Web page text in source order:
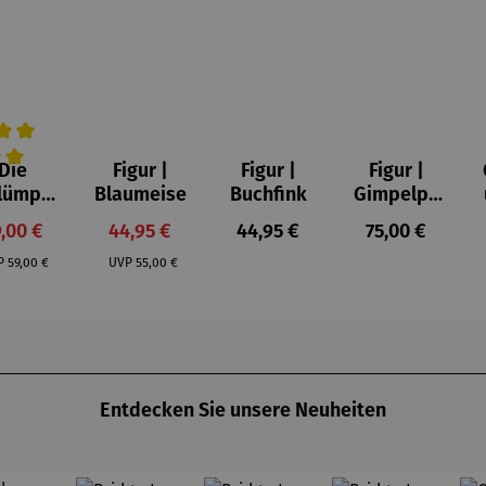
5 Sternenvon 5 von 5 Sternen
Bewertung von 5 von 5 Sternen
aus
n |
€
Regulärer Preis:
59,00 €
Figur |
Blaumeise
Verkaufspreis:
44,95 €
UVP Regulärer Preis:
55,00 €
Figur |
Buchfink
Regulärer Preis:
44,95 €
Figur |
Gimpelpa
ar
Regulärer
75,00 €
Entdecken Sie unsere Neuheiten